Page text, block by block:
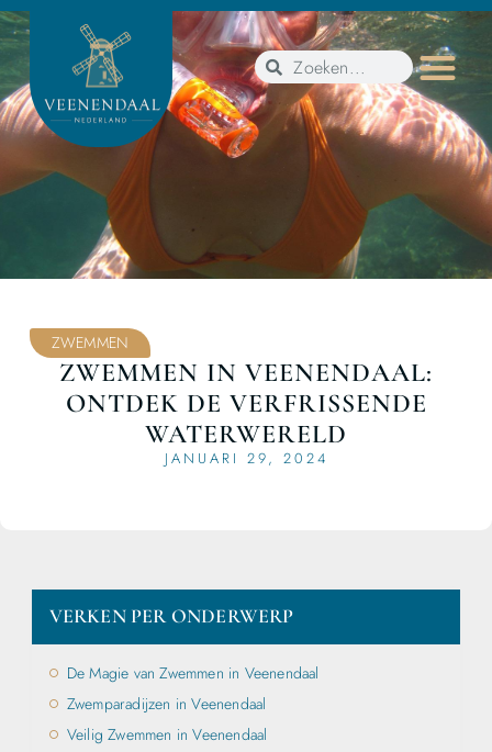
ZWEMMEN
ZWEMMEN IN VEENENDAAL:
ONTDEK DE VERFRISSENDE
WATERWERELD
JANUARI 29, 2024
VERKEN PER ONDERWERP
De Magie van Zwemmen in Veenendaal
Zwemparadijzen in Veenendaal
Veilig Zwemmen in Veenendaal